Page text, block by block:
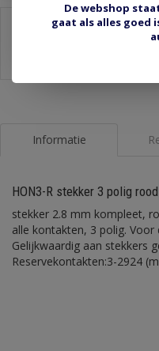
Informatie
HON3-R stekker 3 polig rood
stekker 2.8 mm kompleet,
alle kontakten, 3 polig.
Gelijkwaardig aan stekkers
Reservekontakten:3-2924
De webshop
gaat als alles goed